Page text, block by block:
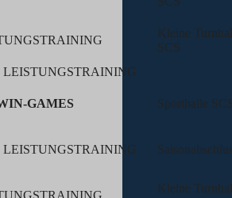
Kleine
SCS
GAMES Sporthalle
Kleine